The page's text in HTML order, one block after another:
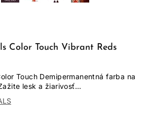
Color Touch Vibrant Reds
Touch Demipermanentná farba na
lesk a žiarivosť...